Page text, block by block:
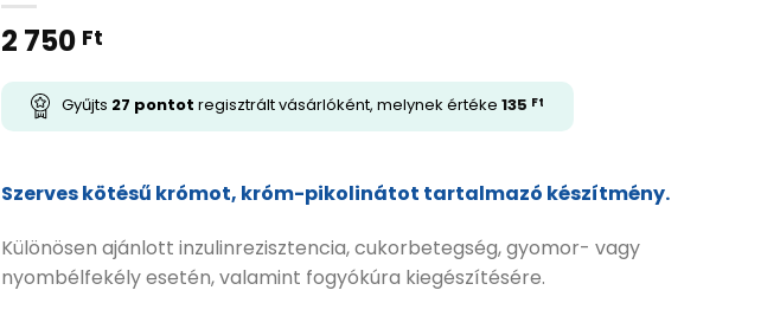
2 750 Ft
Gyűjts 27 pontot regisztrált vásárlóként, melynek értéke 135 Ft
Szerves kötésű krómot, króm-pikolinátot tartalmazó készítmény.
Különösen ajánlott inzulinrezisztencia, cukorbetegség, gyomor- vagy
nyombélfekély esetén, valamint fogyókúra kiegészítésére.